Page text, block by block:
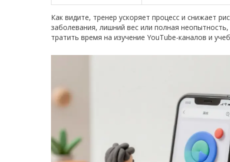
Как видите, тренер ускоряет процесс и снижает
заболевания, лишний вес или полная
тратить время на изучение YouTube-каналов и